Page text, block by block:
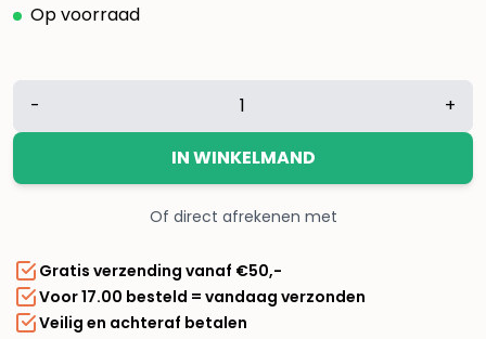
Op voorraad
Lola
-
Brown
–
- +
IN WINKELMAND
Of direct afrekenen met
Gratis verzending vanaf €50,-
Voor 17.00 besteld = vandaag verzonden
Veilig en achteraf betalen